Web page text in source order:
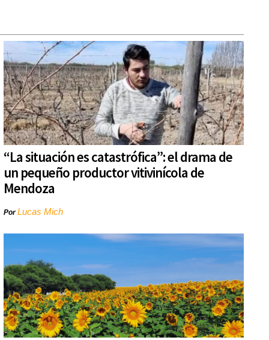
“La situación es catastrófica”: el drama de
un pequeño productor vitivinícola de
Mendoza
PorLucas Mich